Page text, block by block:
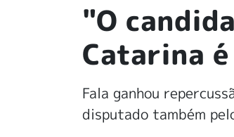
"O
Catarina
Fala ganhou
disputado também